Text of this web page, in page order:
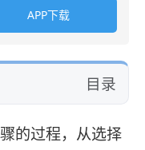
APP下载
目录
的过程，从选择